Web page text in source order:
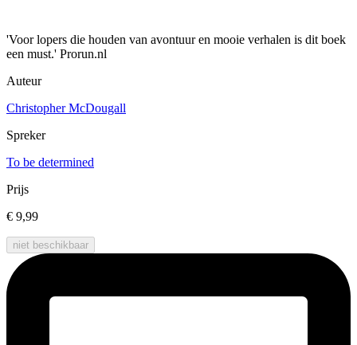
'Voor lopers die houden van avontuur en mooie verhalen is dit boek
een must.' Prorun.nl
Auteur
Christopher McDougall
Spreker
To be determined
Prijs
€ 9,99
niet beschikbaar